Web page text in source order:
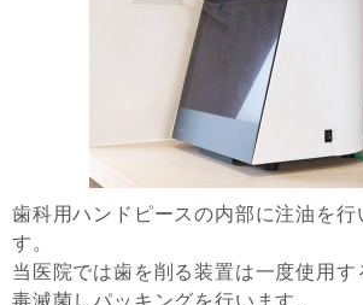
歯科用ハンドピースの内部に注油を行
す。
当医院では歯を削る装置は一度使用す